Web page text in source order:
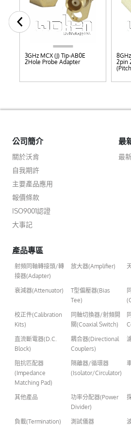
3GHz MCX (J) Tip-AB0E
2Hole Probe Adapter
2pin
公司簡介
關於沃肯
自我期許
主要產品應用
報價條款
ISO9001認證
大事記
最
最
產品專區
射頻同軸轉接頭/轉
接器(Adapter)
放大器(Amplifier)
衰減器(Attenuator)
T型偏壓器(Bias
Tee)
校正件(Calibration
Kits)
同軸切換器/射頻開
關(Coaxial Switch)
直流斷電器(D.C.
Block)
耦合器(Directional
Couplers)
阻抗匹配器
(Impedance
Matching Pad)
隔離器/循環器
(Isolator/Circulator)
其他產品
功率分配器(Power
Divider)
負載(Termination) 測試儀器